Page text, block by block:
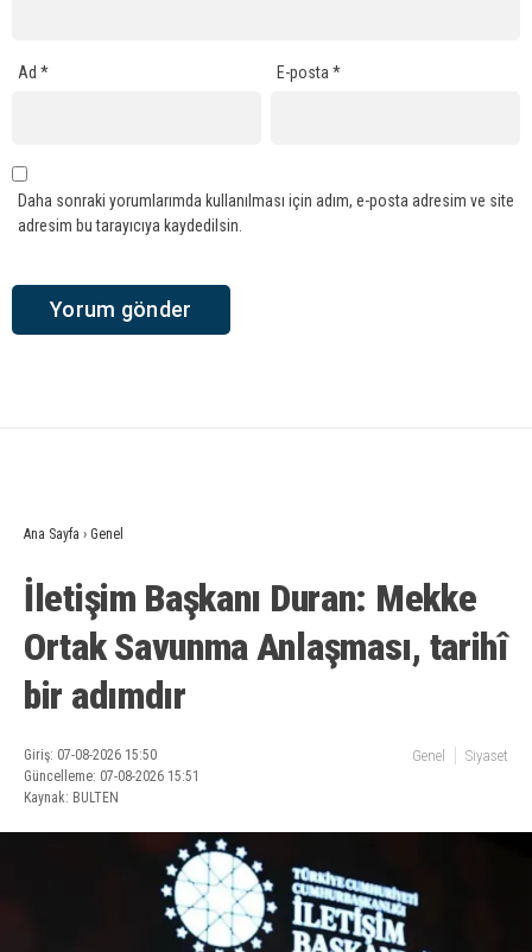
Ad * E-posta*
Daha sonraki yorumlarımda kullanılması için adım, e-posta adresim ve site
adresim bu tarayıcıya kaydedilsin.
Ana Sayfa › Genel
İletişim Başkanı Duran: Mekke
Ortak Savunma Anlaşması, tarihî
bir adımdır
Giriş: 07-08-2026 15:50
Güncelleme: 07-08-2026 15:51
Kaynak: BULTEN
Genel Siyaset